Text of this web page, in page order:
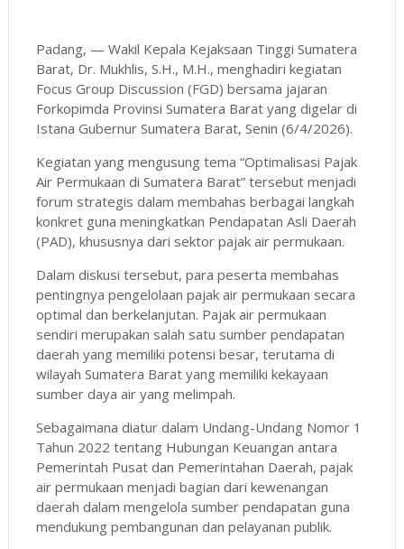
Padang, — Wakil Kepala Kejaksaan Tinggi Sumatera
Barat, Dr. Mukhlis, S.H., M.H., menghadiri kegiatan
Focus Group Discussion (FGD) bersama jajaran
Forkopimda Provinsi Sumatera Barat yang digelar di
Istana Gubernur Sumatera Barat, Senin (6/4/2026).
Kegiatan yang mengusung tema “Optimalisasi Pajak
Air Permukaan di Sumatera Barat” tersebut menjadi
forum strategis dalam membahas berbagai langkah
konkret guna meningkatkan Pendapatan Asli Daerah
(PAD), khususnya dari sektor pajak air permukaan.
Dalam diskusi tersebut, para peserta membahas
pentingnya pengelolaan pajak air permukaan secara
optimal dan berkelanjutan. Pajak air permukaan
sendiri merupakan salah satu sumber pendapatan
daerah yang memiliki potensi besar, terutama di
wilayah Sumatera Barat yang memiliki kekayaan
sumber daya air yang melimpah.
Sebagaimana diatur dalam Undang-Undang Nomor 1
Tahun 2022 tentang Hubungan Keuangan antara
Pemerintah Pusat dan Pemerintahan Daerah, pajak
air permukaan menjadi bagian dari kewenangan
daerah dalam mengelola sumber pendapatan guna
mendukung pembangunan dan pelayanan publik.